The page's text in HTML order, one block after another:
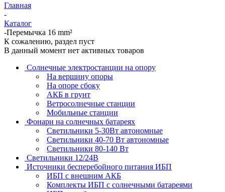
Главная
-
Каталог
-Перемычка 16 mm²
К сожалению, раздел пуст
В данный момент нет активных товаров
Солнечные электростанции на опору
На вершину опоры
На опоре сбоку
АКБ в грунт
Ветросолнечные станции
Мобильные станции
Фонари на солнечных батареях
Светильники 5-30Вт автономные
Светильники 40-70 Вт автономные
Светильники 80-140 Вт
Светильники 12/24В
Источники бесперебойного питания ИБП
ИБП с внешним АКБ
Комплекты ИБП с солнечными батареями